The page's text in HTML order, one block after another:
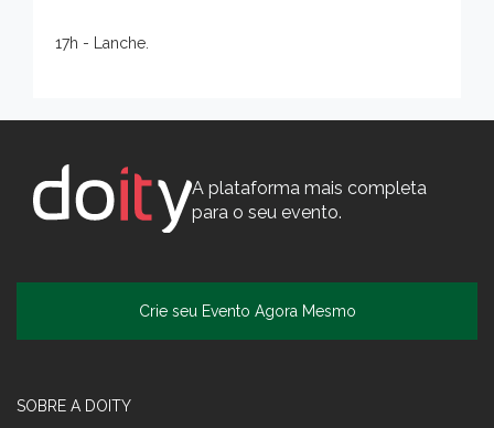
17h - Lanche.
A plataforma mais completa
para o seu evento.
Crie seu Evento Agora Mesmo
SOBRE A DOITY